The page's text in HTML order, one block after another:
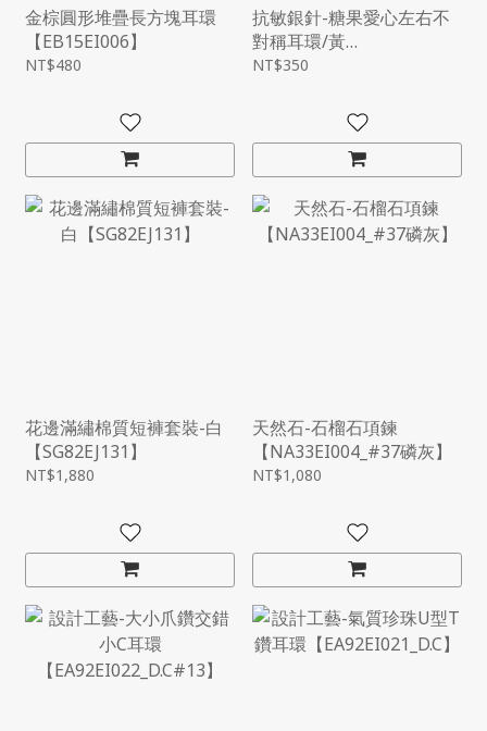
金棕圓形堆疊長方塊耳環
【EB15EI006】
NT$480
抗敏銀針-糖果愛心左右不
對稱耳環/黃
【EB16EI001_A925】
NT$350
花邊滿繡棉質短褲套裝-白
【SG82EJ131】
NT$1,880
天然石-石榴石項鍊
【NA33EI004_#37磷灰】
NT$1,080